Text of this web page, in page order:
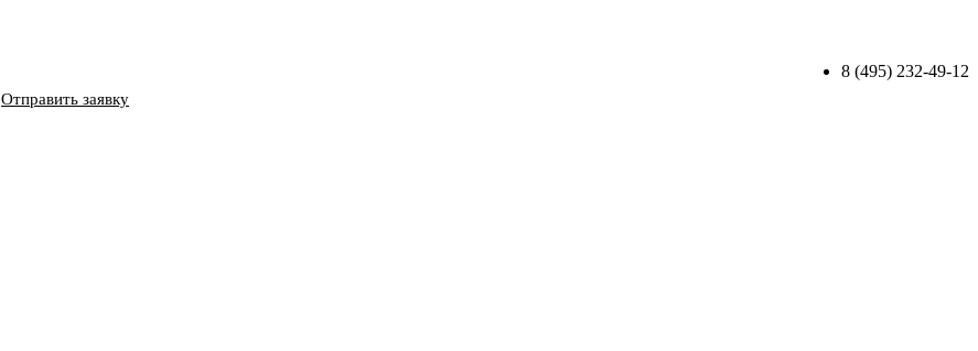
8 (495) 232-49-12
Отправить заявку